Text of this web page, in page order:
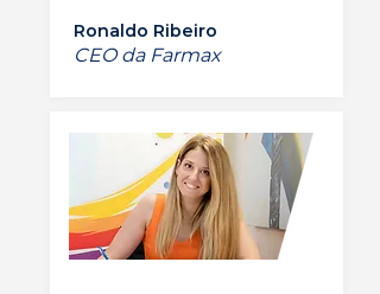
Ronaldo Ribeiro
CEO da Farmax